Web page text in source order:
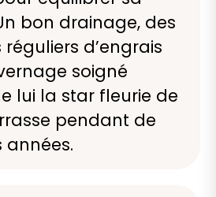
bon drainage, des
d’engrais
soigné
lui la star fleurie de
pendant de
années.